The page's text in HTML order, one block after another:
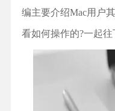
编主要介绍Mac用户
看如何操作的?一起往